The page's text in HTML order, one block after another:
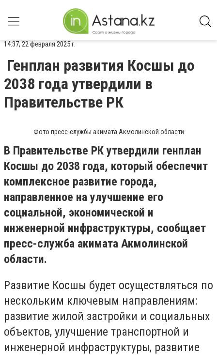
14:37, 22 февраля 2025 г.
Генплан развития Косшы до
2038 года утвердили в
Правительстве РК
Фото пресс-службы акимата Акмолинской области
В Правительстве РК утвердили генплан
Косшы до 2038 года, который обеспечит
комплексное развитие города,
направленное на улучшение его
социальной, экономической и
инженерной инфраструктуры, сообщает
пресс-служба акимата Акмолинской
области.
Развитие Косшы будет осуществляться по
нескольким ключевым направлениям:
развитие жилой застройки и социальных
объектов, улучшение транспортной и
инженерной инфраструктуры, развитие